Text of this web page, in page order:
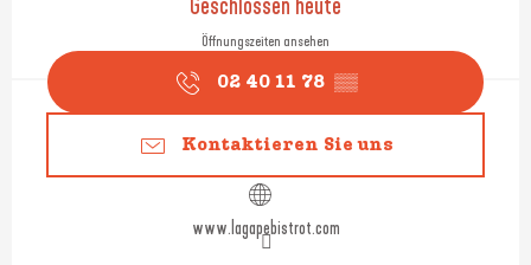
Öffnungszeiten ansehen
02 40 11 78 ▒▒
Kontaktieren Sie uns
www.lagapebistrot.com